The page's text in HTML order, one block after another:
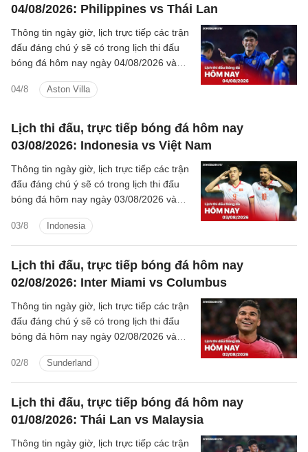
04/08/2026: Philippines vs Thái Lan
04/8 Aston Villa
Thông tin ngày giờ, lịch trực tiếp các trận
đấu đáng chú ý sẽ có trong lịch thi đấu
bóng đá hôm nay ngày 04/08/2026 và
tiếp.
Lịch thi đấu, trực tiếp bóng đá hôm nay
03/08/2026: Indonesia vs Việt Nam
03/8 Indonesia
Thông tin ngày giờ, lịch trực tiếp các trận
đấu đáng chú ý sẽ có trong lịch thi đấu
bóng đá hôm nay ngày 03/08/2026 và
tiếp.
Lịch thi đấu, trực tiếp bóng đá hôm nay
02/08/2026: Inter Miami vs Columbus
02/8 Sunderland
Thông tin ngày giờ, lịch trực tiếp các trận
đấu đáng chú ý sẽ có trong lịch thi đấu
bóng đá hôm nay ngày 02/08/2026 và
tiếp.
Lịch thi đấu, trực tiếp bóng đá hôm nay
01/08/2026: Thái Lan vs Malaysia
Thông tin ngày giờ, lịch trực tiếp các trận